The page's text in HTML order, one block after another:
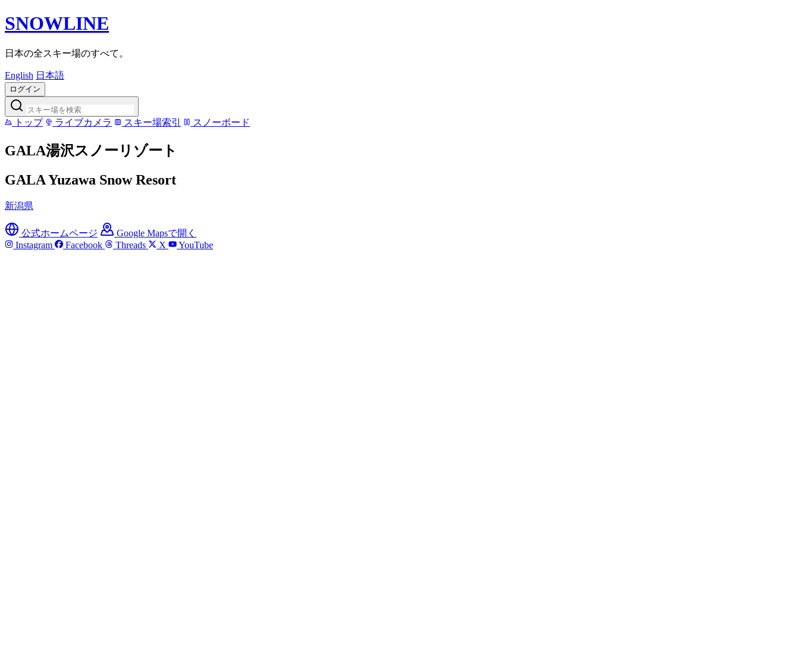
SNOWLINE
日本の全スキー場のすべて。
English 日本語
ログイン
トップ ライブカメラ スキー場索引 スノーボード
GALA湯沢スノーリゾート
GALA Yuzawa Snow Resort
新潟県
公式ホームページ
Google Mapsで開く
Instagram
Facebook Threads X YouTube